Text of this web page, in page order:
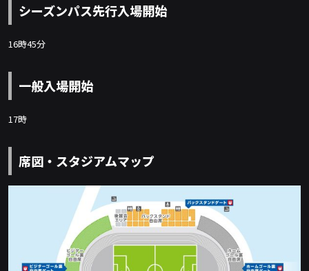
シーズンパス先行入場開始
16時45分
一般入場開始
17時
席図・スタジアムマップ